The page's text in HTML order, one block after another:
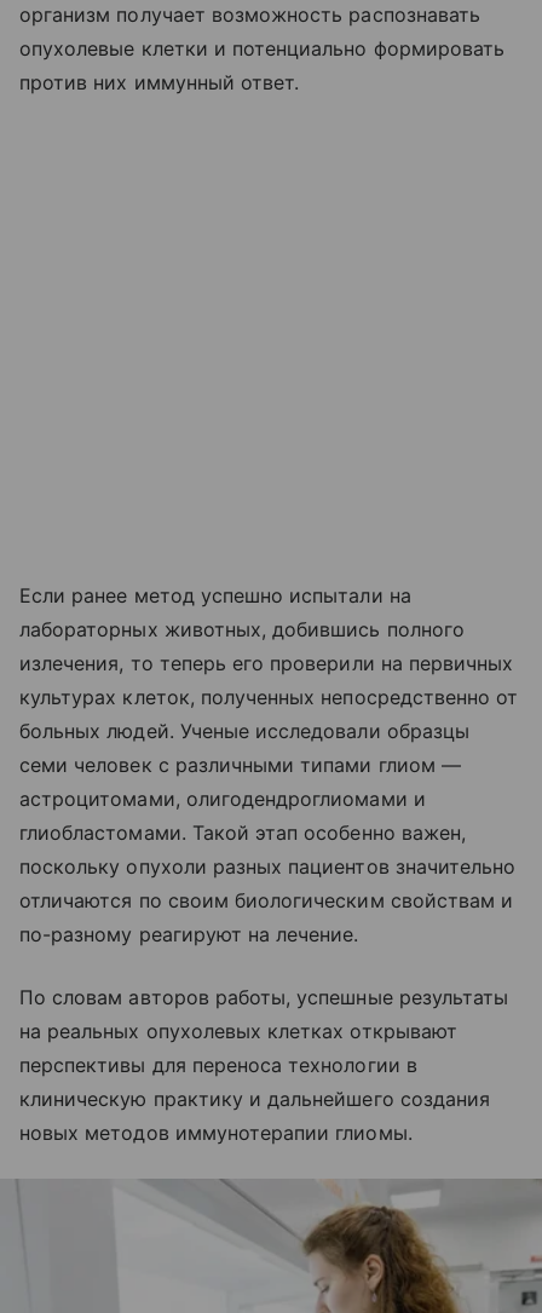
организм получает возможность распознавать
опухолевые клетки и потенциально формировать
против них иммунный ответ.
Если ранее метод успешно испытали на
лабораторных животных, добившись полного
излечения, то теперь его проверили на первичных
культурах клеток, полученных непосредственно от
больных людей. Ученые исследовали образцы
семи человек с различными типами глиом —
астроцитомами, олигодендроглиомами и
глиобластомами. Такой этап особенно важен,
поскольку опухоли разных пациентов значительно
отличаются по своим биологическим свойствам и
по-разному реагируют на лечение.
По словам авторов работы, успешные результаты
на реальных опухолевых клетках открывают
перспективы для переноса технологии в
клиническую практику и дальнейшего создания
новых методов иммунотерапии глиомы.